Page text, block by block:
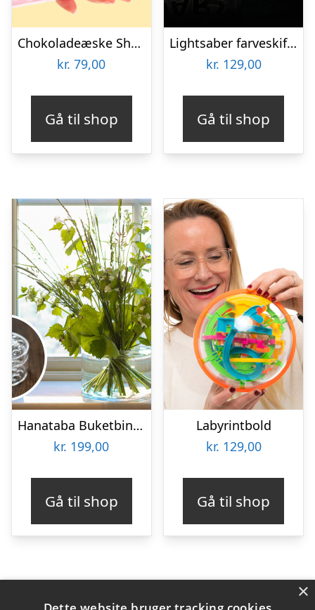
Chokoladeæske Shopping
kr. 79,00
Gå til shop
Lightsaber farveskiftende krus
kr. 129,00
Gå til shop
Hanataba Buketbinder
kr. 199,00
Gå til shop
Labyrintbold
kr. 129,00
Gå til shop
Varekategorier
×